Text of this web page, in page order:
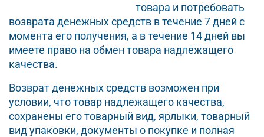
товара и потребовать
возврата денежных средств в течение 7 дней с
момента его получения, а в течение 14 дней вы
имеете право на обмен товара надлежащего
качества.
Возврат денежных средств возможен при
условии, что товар надлежащего качества,
сохранены его товарный вид, ярлыки, товарный
вид упаковки, документы о покупке и полная